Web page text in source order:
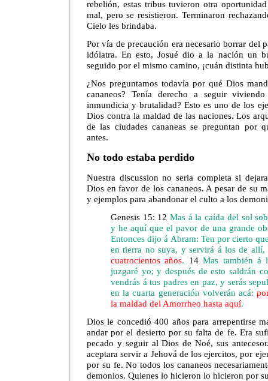
rebelión, estas tribus tuvieron otra
mal, pero se resistieron. Terminaron
Cielo les brindaba.
Por vía de precaución era necesario borrar del
idólatra. En esto, Josué dio a la nación un
seguido por el mismo camino, ¡cuán distinta
¿Nos preguntamos todavía por qué Dios
cananeos? Tenía derecho a seguir
inmundicia y brutalidad? Esto es uno de los
Dios contra la maldad de las naciones. Los
de las ciudades cananeas se preguntan por
antes.
No todo estaba perdido
Nuestra discussion no seria completa si
Dios en favor de los cananeos. A pesar de su
y ejemplos para abandonar el culto a los
Genesis 15: 12 Mas á la caída del sol
y he aquí que el pavor de una grande
Entonces dijo á Abram: Ten por cierto
en tierra no suya, y servirá á los de
cuatrocientos años. 14Mas también á
juzgaré yo; y después de esto saldrán
vendrás á tus padres en paz, y serás
en la cuarta generación volverán acá:
la maldad del Amorrheo hasta aquí.
Dios le concedió 400 años para arrepentirse
andar por el desierto por su falta de fe. Era
pecado y seguir al Dios de Noé, sus
aceptara servir a Jehová de los ejercitos, por
por su fe. No todos los cananeos
demonios. Quienes lo hicieron lo hicieron por